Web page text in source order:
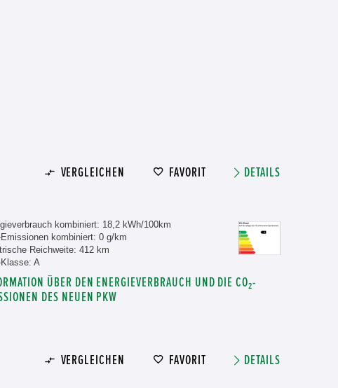
VERGLEICHEN FAVORIT DETAILS
kombiniert: 18,2 kWh/100km
Emissionen kombiniert: 0 g/km
Reichweite: 412 km
Klasse: A
ÜBER DEN ENERGIEVERBRAUCH UND DIE CO₂-
DES NEUEN PKW
VERGLEICHEN FAVORIT DETAILS